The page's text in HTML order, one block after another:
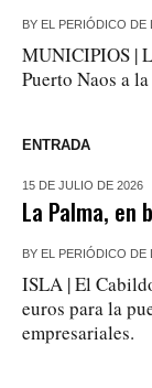
BY EL PERIÓDICO DE
MUNICIPIOS |
Puerto Naos a
ENTRADA
15 DE JULIO DE 2026
La Palma, en
BY EL PERIÓDICO DE
ISLA | El
euros para la
empresariales.